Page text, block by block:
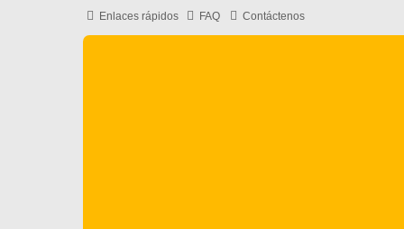
Enlaces rápidos FAQ Contáctenos